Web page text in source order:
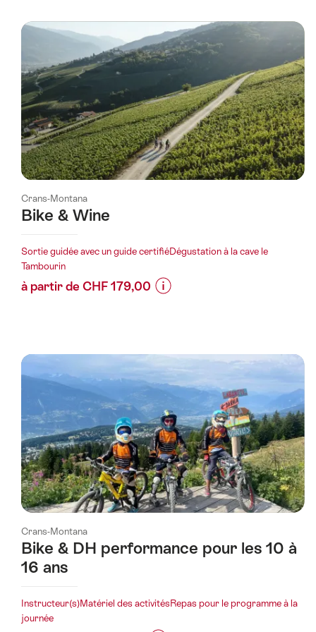
prix
de
l’offre
"Camp
vélo
pour
jeunes
à
Crans-Montana
Bike & Wine
Sortie guidée avec un guide certifiéDégustation à la cave le
Tambourin
à partir de CHF 179,00
prix
de
"Bike
&
Wine"
Crans-Montana
Bike & DH performance pour les 10 à
16 ans
Instructeur(s)Matériel des activitésRepas pour le programme à la
journée